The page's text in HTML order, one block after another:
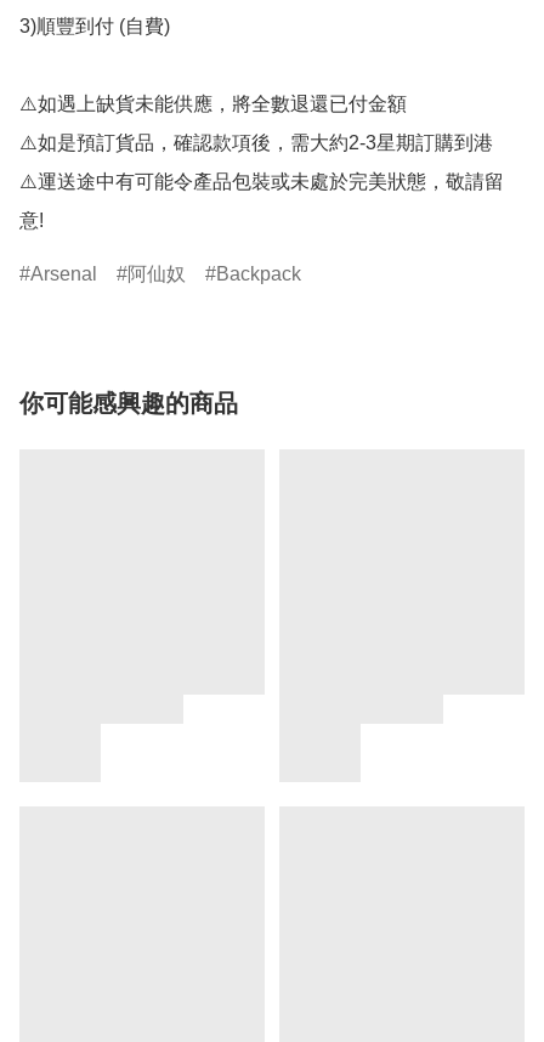
3)順豐到付 (自費)
⚠️如遇上缺貨未能供應，將全數退還已付金額
⚠️如是預訂貨品，確認款項後，需大約2-3星期訂購到港
⚠️運送途中有可能令產品包裝或未處於完美狀態，敬請留
意!
Arsenal 阿仙奴 Backpack
你可能感興趣的商品